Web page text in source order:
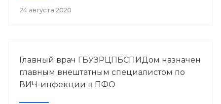
24 августа 2020
Главный врач ГБУЗРЦПБСПИДом назначен
главным внештатным специалистом по
ВИЧ-инфекции в ПФО